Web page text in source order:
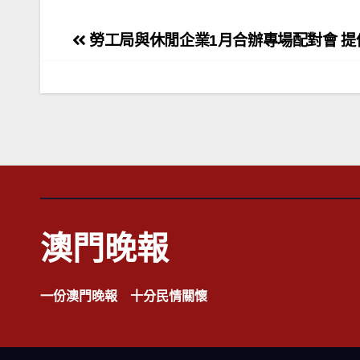
文
導
勞工局與休閒企業1月合辦專場配對會
澳門晚報
一份澳門晚報 十分民情關懷